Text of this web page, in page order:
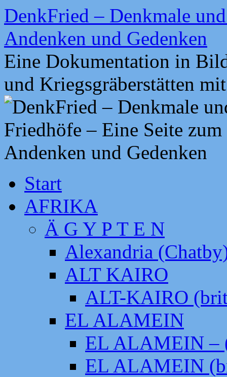
Zum
Inhalt
springen
DenkFried – Denkmale
Andenken und Gedenken
Eine Dokumentation in
und Kriegsgräberstätten
Start
AFRIKA
Ä G Y P T E N
Alexandria
ALT KAIRO
ALT-KAIRO
EL ALAMEIN
EL ALAMEIN –
EL ALAMEIN